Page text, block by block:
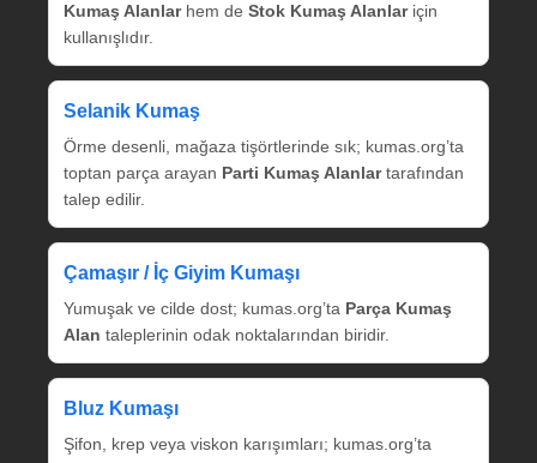
Kumaş Alanlarhem de Stok Kumaş Alanlariçin
kullanışlıdır.
Selanik Kumaş
Örme desenli, mağaza tişörtlerinde sık; kumas.org’ta
toptan parça arayan Parti Kumaş Alanlartarafından
talep edilir.
Çamaşır / İç Giyim Kumaşı
Yumuşak ve cilde dost; kumas.org’ta Parça Kumaş
Alan taleplerinin odak noktalarından biridir.
Bluz Kumaşı
Şifon, krep veya viskon karışımları; kumas.org’ta